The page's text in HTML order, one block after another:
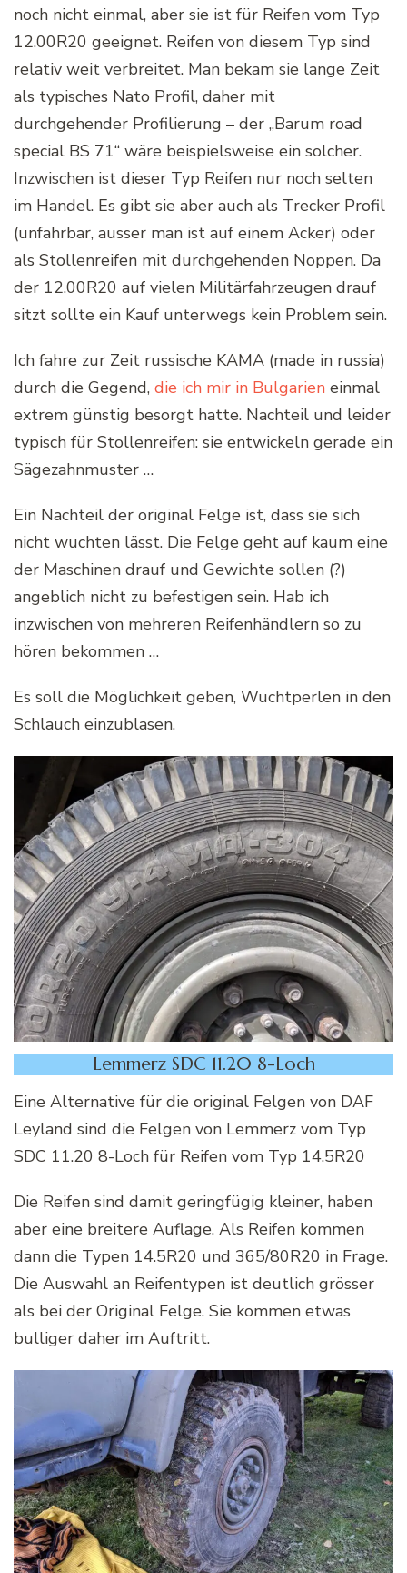
noch nicht einmal, aber sie ist für Reifen vom Typ
12.00R20 geeignet. Reifen von diesem Typ sind
relativ weit verbreitet. Man bekam sie lange Zeit
als typisches Nato Profil, daher mit
durchgehender Profilierung – der „Barum road
special BS 71“ wäre beispielsweise ein solcher.
Inzwischen ist dieser Typ Reifen nur noch selten
im Handel. Es gibt sie aber auch als Trecker Profil
(unfahrbar, ausser man ist auf einem Acker) oder
als Stollenreifen mit durchgehenden Noppen. Da
der 12.00R20 auf vielen Militärfahrzeugen drauf
sitzt sollte ein Kauf unterwegs kein Problem sein.
Ich fahre zur Zeit russische KAMA (made in russia)
durch die Gegend, die ich mir in Bulgarien einmal
extrem günstig besorgt hatte. Nachteil und leider
typisch für Stollenreifen: sie entwickeln gerade ein
Sägezahnmuster …
Ein Nachteil der original Felge ist, dass sie sich
nicht wuchten lässt. Die Felge geht auf kaum eine
der Maschinen drauf und Gewichte sollen (?)
angeblich nicht zu befestigen sein. Hab ich
inzwischen von mehreren Reifenhändlern so zu
hören bekommen …
Es soll die Möglichkeit geben, Wuchtperlen in den
Schlauch einzublasen.
Lemmerz SDC 11.20 8-Loch
Eine Alternative für die original Felgen von DAF
Leyland sind die Felgen von Lemmerz vom Typ
SDC 11.20 8-Loch für Reifen vom Typ 14.5R20
Die Reifen sind damit geringfügig kleiner, haben
aber eine breitere Auflage. Als Reifen kommen
dann die Typen 14.5R20 und 365/80R20 in Frage.
Die Auswahl an Reifentypen ist deutlich grösser
als bei der Original Felge. Sie kommen etwas
bulliger daher im Auftritt.